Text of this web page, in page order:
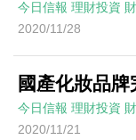
今日信報 理財投資
2020/11/28
國產化妝品
今日信報 理財投資
2020/11/21